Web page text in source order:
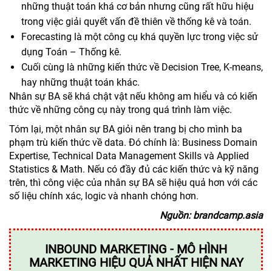
những thuật toán khá cơ bản nhưng cũng rất hữu hiệu
trong việc giải quyết vấn đề thiên về thống kê và toán.
Forecasting là một công cụ khá quyền lực trong việc sử
dụng Toán – Thống kê.
Cuối cùng là những kiến thức về Decision Tree, K-means,
hay những thuật toán khác.
Nhân sự BA sẽ khá chật vật nếu không am hiểu và có kiến
thức về những công cụ này trong quá trình làm việc.
Tóm lại, một nhân sự BA giỏi nên trang bị cho mình ba
phạm trù kiến thức về data. Đó chính là: Business Domain
Expertise, Technical Data Management Skills và Applied
Statistics & Math. Nếu có đầy đủ các kiến thức và kỹ năng
trên, thì công việc của nhân sự BA sẽ hiệu quả hơn với các
số liệu chính xác, logic và nhanh chóng hơn.
Nguồn: brandcamp.asia
INBOUND MARKETING - MÔ HÌNH
MARKETING HIỆU QUẢ NHẤT HIỆN NAY